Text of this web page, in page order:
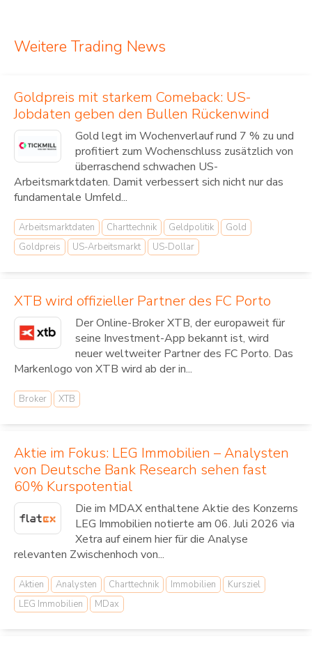
Weitere Trading News
Goldpreis mit starkem Comeback: US-
Jobdaten geben den Bullen Rückenwind
Gold legt im Wochenverlauf rund 7 % zu und
profitiert zum Wochenschluss zusätzlich von
überraschend schwachen US-
Arbeitsmarktdaten. Damit verbessert sich nicht nur das
fundamentale Umfeld...
Arbeitsmarktdaten Charttechnik Geldpolitik
Gold
Goldpreis
US-Arbeitsmarkt US-Dollar
XTB wird offizieller Partner des FC Porto
Der Online-Broker XTB, der europaweit für
seine Investment-App bekannt ist, wird
neuer weltweiter Partner des FC Porto. Das
Markenlogo von XTB wird ab der in...
Broker XTB
Aktie im Fokus: LEG Immobilien – Analysten
von Deutsche Bank Research sehen fast
60% Kurspotential
Die im MDAX enthaltene Aktie des Konzerns
LEG Immobilien notierte am 06. Juli 2026 via
Xetra auf einem hier für die Analyse
relevanten Zwischenhoch von...
Aktien Analysten Charttechnik Immobilien
Kursziel
LEG Immobilien
MDax